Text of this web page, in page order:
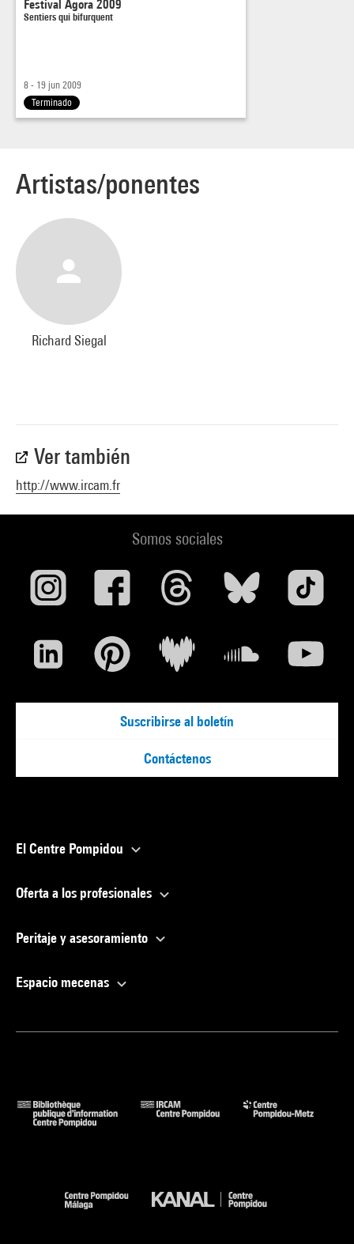
Festival Agora 2009
Sentiers qui bifurquent
8 - 19 jun 2009
Terminado
Artistas/ponentes
Richard Siegal
Ver también
http://www.ircam.fr
Somos sociales
Suscribirse al boletín
Contáctenos
El Centre Pompidou
Oferta a los profesionales
Peritaje y asesoramiento
Espacio mecenas